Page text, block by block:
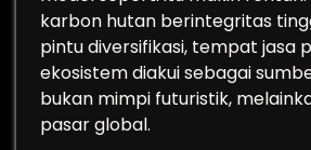
karbon hutan berintegritas
pintu diversifikasi, tempat jasa
ekosistem diakui sebagai
bukan mimpi futuristik,
pasar global.